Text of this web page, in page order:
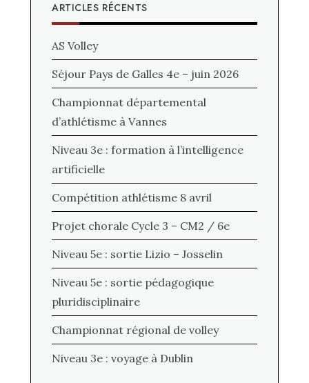
ARTICLES RÉCENTS
AS Volley
Séjour Pays de Galles 4e – juin 2026
Championnat départemental
d’athlétisme à Vannes
Niveau 3e : formation à l’intelligence
artificielle
Compétition athlétisme 8 avril
Projet chorale Cycle 3 – CM2 / 6e
Niveau 5e : sortie Lizio – Josselin
Niveau 5e : sortie pédagogique
pluridisciplinaire
Championnat régional de volley
Niveau 3e : voyage à Dublin